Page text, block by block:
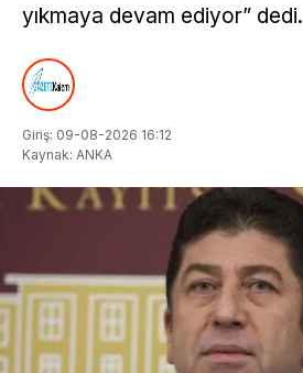
yıkmaya devam ediyor” dedi.
Giriş: 09-08-2026 16:12
Kaynak: ANKA